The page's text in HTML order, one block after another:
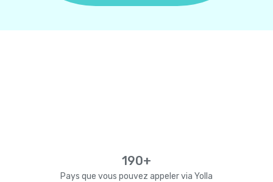
190+
Pays que vous pouvez appeler via Yolla